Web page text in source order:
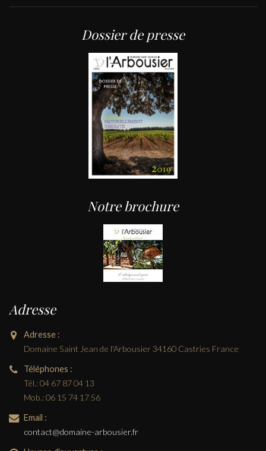
Dossier de presse
Notre brochure
Adresse
Adresse :
Domaine Saint Jean de l'Arbousier 34160 Castries France
Téléphones :
Tél.: 04 67 87 04 13
Mob.: 06 15 74 17 56
Email :
contact@domaine-arbousier.fr